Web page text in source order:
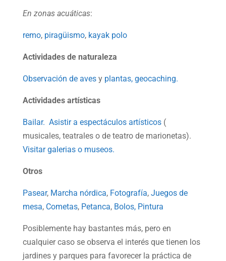
En zonas acuáticas:
remo, piragüismo, kayak polo
Actividades de naturaleza
Observación de avesy plantas, geocaching.
Actividades artísticas
Bailar. Asistir a espectáculos artísticos(
musicales, teatrales o de teatro de marionetas).
Visitar galerias o museos.
Otros
Pasear, Marcha nórdica, Fotografía, Juegos de
mesa, Cometas, Petanca, Bolos, Pintura
Posiblemente hay bastantes más, pero en
cualquier caso se observa el interés que tienen los
jardines y parques para favorecer la práctica de